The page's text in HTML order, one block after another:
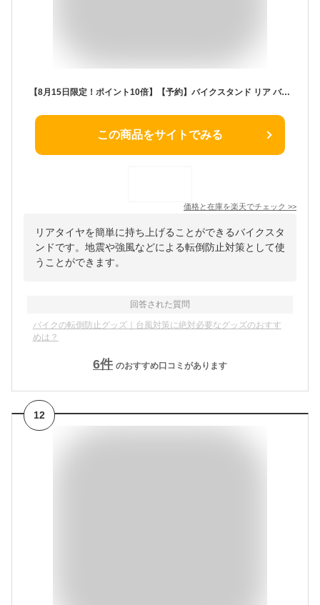
【8月15日限定！ポイント10倍】【予約】バイクスタンド リア バイクスタンド メンテナンススタンド イージーリフト ジャッキスタンド サイドスタンド 転倒防止 強風対策 調節範囲：255mm〜370mm
この商品をサイトでみる
価格と在庫を楽天でチェック >>
リアタイヤを簡単に持ち上げることができるバイクスタ
ンドです。地震や強風などによる転倒防止対策として使
うことができます。
回答された質問
バイクの転倒防止グッズ｜台風対策に絶対必要なグッズのおすす
めは？
6件 のおすすめ口コミがあります
12